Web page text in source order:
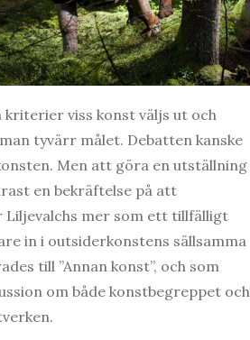
viss konst väljs ut och
tyvärr målet. Debatten kanske
Men att göra en utställning
en bekräftelse på att
Liljevalchs mer som ett tillfälligt
in i outsiderkonstens sällsamma
till ”Annan konst”, och som
om både konstbegreppet och